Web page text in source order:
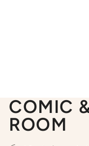
COMIC
ROOM